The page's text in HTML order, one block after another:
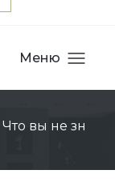
Меню
Что вы не